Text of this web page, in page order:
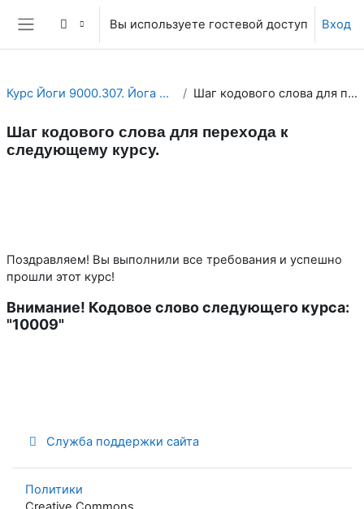
Перейти к основному содержанию
Боковая панель
Вы используете гостевой доступ Вход
Курс Йоги 9000.307. Йога мужчины и женщины. Йога и... Шаг кодового слова для перехода к следующему курсу.
Шаг кодового слова для перехода к
следующему курсу.
Поздравляем! Вы выполнили все требования и успешно
прошли этот курс!
Внимание! Кодовое слово следующего курса:
"10009"
Служба поддержки сайта
Политики